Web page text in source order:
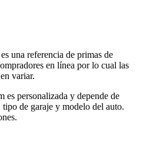
una referencia de primas de
en línea por lo cual las
variar.
es personalizada y depende de
de garaje y modelo del auto.